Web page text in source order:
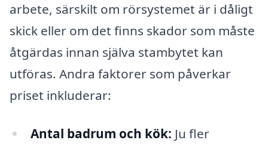
arbete, särskilt om rörsystemet är i dåligt
skick eller om det finns skador som måste
åtgärdas innan själva stambytet kan
utföras. Andra faktorer som påverkar
priset inkluderar:
Antal badrum och kök: Ju fler